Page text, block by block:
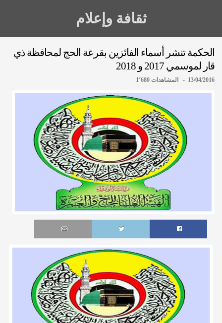
ثقافة وإعلام
الحكمة تنشر أسماء الفائزين بقرعة الحج لمحافظة ذي
قار لموسمي 2017 و 2018
13/04/2016 - المشاهدات 1٬680